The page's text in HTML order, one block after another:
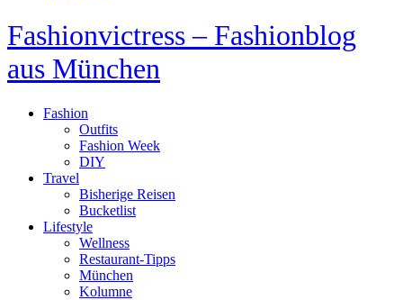
Fashionvictress – Fashionblog
aus München
Fashion
Outfits
Fashion Week
DIY
Travel
Bisherige Reisen
Bucketlist
Lifestyle
Wellness
Restaurant-Tipps
München
Kolumne